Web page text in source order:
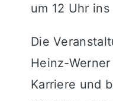
um 12 Uhr
Die
Heinz-
Karriere und